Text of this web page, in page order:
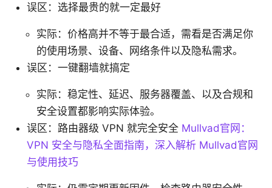
误区：选择最贵的就一定最好
实际：价格高并不等于最合适，需看是否满足你
的使用场景、设备、网络条件以及隐私需求。
误区：一键翻墙就搞定
实际：稳定性、延迟、服务器覆盖、以及合规和
安全设置都影响实际体验。
误区：路由器级 VPN 就完全安全 Mullvad官网：
VPN 安全与隐私全面指南，深入解析 Mullvad官网
与使用技巧